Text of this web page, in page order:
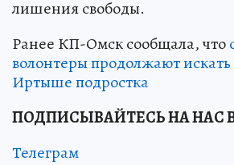
лишения свободы.
Ранее КП-Омск сообщала, что
волонтеры продолжают искать
Иртыше подростка
ПОДПИСЫВАЙТЕСЬ НА НАС
Телеграм